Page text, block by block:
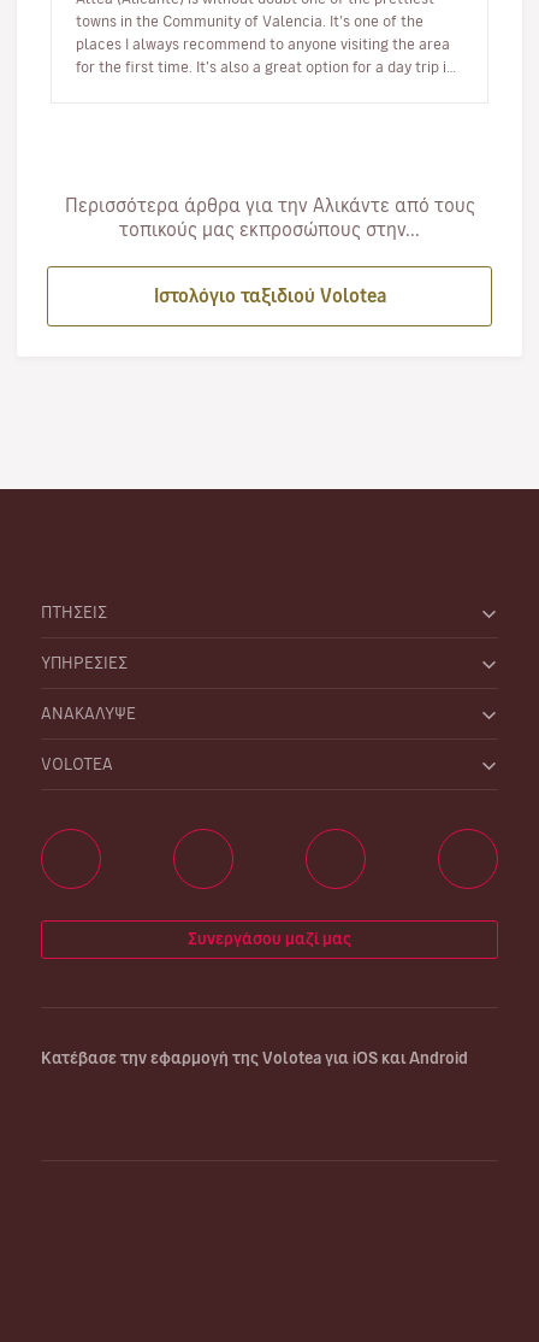
towns in the Community of Valencia. It’s one of the
places I always recommend to anyone visiting the area
for the first time. It’s also a great option for a day trip if
Περισσότερα άρθρα για την Αλικάντε από τους
τοπικούς μας εκπροσώπους στην...
Ιστολόγιο ταξιδιού Volotea
ΠΤΗΣΕΙΣ
ΥΠΗΡΕΣΙΕΣ
ΑΝΑΚΑΛΥΨΕ
VOLOTEA
Συνεργάσου μαζί μας
Κατέβασε την εφαρμογή της Volotea για iOS και Android